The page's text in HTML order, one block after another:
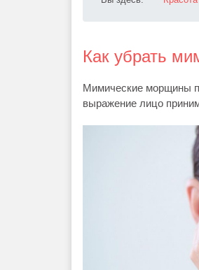
Как убрать
Мимические морщины
выражение лицо